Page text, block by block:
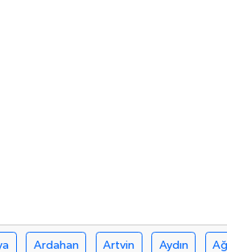
Ardahan Artvin Aydın